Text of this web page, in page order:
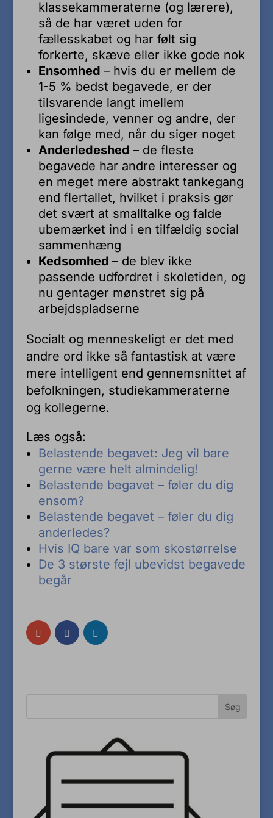
klassekammeraterne (og lærere),
så de har været uden for
fællesskabet og har følt sig
forkerte, skæve eller ikke gode nok
Ensomhed – hvis du er mellem de
1-5 % bedst begavede, er der
tilsvarende langt imellem
ligesindede, venner og andre, der
kan følge med, når du siger noget
Anderledeshed – de fleste
begavede har andre interesser og
en meget mere abstrakt tankegang
end flertallet, hvilket i praksis gør
det svært at smalltalke og falde
ubemærket ind i en tilfældig social
sammenhæng
Kedsomhed – de blev ikke
passende udfordret i skoletiden, og
nu gentager mønstret sig på
arbejdspladserne
Socialt og menneskeligt er det med
andre ord ikke så fantastisk at være
mere intelligent end gennemsnittet af
befolkningen, studiekammeraterne
og kollegerne.
Læs også:
Belastende begavet: Jeg vil bare
gerne være helt almindelig!
Belastende begavet – føler du dig
ensom?
Belastende begavet – føler du dig
anderledes?
Hvis IQ bare var som skostørrelse
De 3 største fejl ubevidst begavede
begår